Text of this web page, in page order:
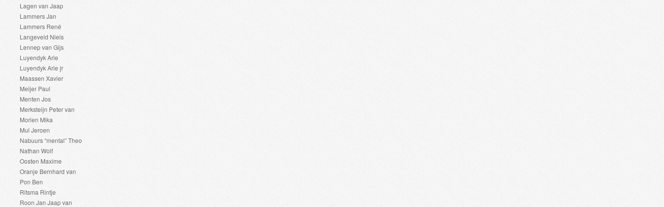
Lagen van Jaap
Lammers Jan
Lammers René
Langeveld Niels
Lennep van Gijs
Luyendyk Arie
Luyendyk Arie jr
Maassen Xavier
Meijer Paul
Menten Jos
Merksteijn Peter van
Morien Mika
Mul Jeroen
Nabuurs “mental” Theo
Nathan Wolf
Oosten Maxime
Oranje Bernhard van
Pon Ben
Ritsma Rintje
Roon Jan Jaap van